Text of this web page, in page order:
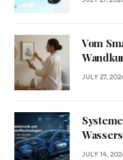
Vom
JULY 27,
JULY 14,